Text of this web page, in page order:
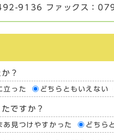
9136 ファックス：
？
立った どちらともいえない
ですか？
あ見つけやすかった どちら